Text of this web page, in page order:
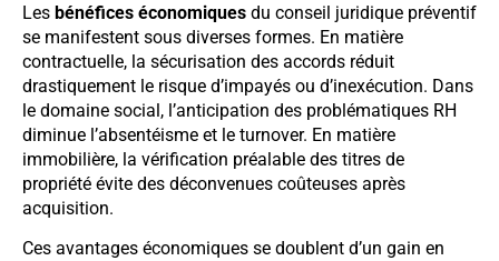
Les bénéfices économiques du conseil juridique préventif
se manifestent sous diverses formes. En matière
contractuelle, la sécurisation des accords réduit
drastiquement le risque d’impayés ou d’inexécution. Dans
le domaine social, l’anticipation des problématiques RH
diminue l’absentéisme et le turnover. En matière
immobilière, la vérification préalable des titres de
propriété évite des déconvenues coûteuses après
acquisition.
Ces avantages économiques se doublent d’un gain en